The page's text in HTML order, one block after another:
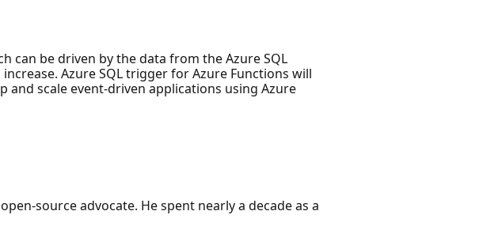
can be driven by the data from the Azure SQL
Azure SQL trigger for Azure Functions will
and scale event-driven applications using Azure
source advocate. He spent nearly a decade as a